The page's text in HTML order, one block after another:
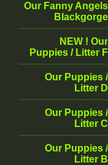
Our Fanny Angels
Blackgorge
NEW ! Our
Puppies / Litter F
Our Puppies /
Litter D
Our Puppies /
Litter C
Our Puppies /
Litter B